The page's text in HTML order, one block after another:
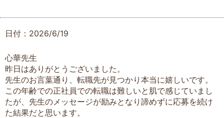
日付：2026/6/19
心華先生
昨日はありがとうございました。
先生のお言葉通り、転職先が見つかり本当に嬉しいです。
この年齢での正社員での転職は難しいと肌で感じていまし
たが、先生のメッセージが励みとなり諦めずに応募を続け
た結果だと思います。